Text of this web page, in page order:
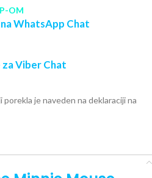
OM
WhatsApp Chat
Viber Chat
porekla je naveden na deklaraciji na